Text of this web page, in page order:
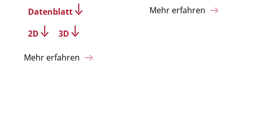
Datenblatt
2D
3D
Mehr erfahren
Mehr erfahren